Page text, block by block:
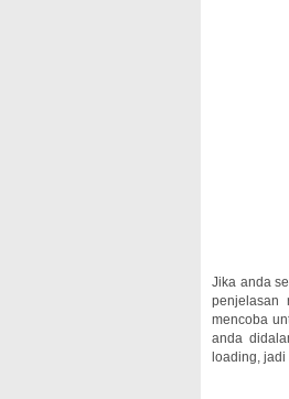
Jika anda
penjelasan
mencoba
anda
loading,